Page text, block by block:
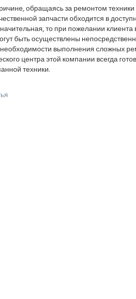
обращаясь за ремонтом
запчасти обходится в
то при пожелании
быть осуществлены
необходимости выполнения сложных
центра этой компании всегда
техники.